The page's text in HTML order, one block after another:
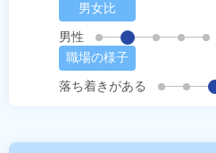
男女比
男性
職場の様子
落ち着きがある